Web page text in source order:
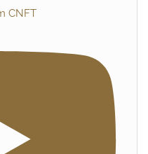
CNFT